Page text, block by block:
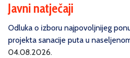
Javni natječaji
Odluka o izboru najpovoljnijeg
projekta sanacije puta u
04.08.2026.